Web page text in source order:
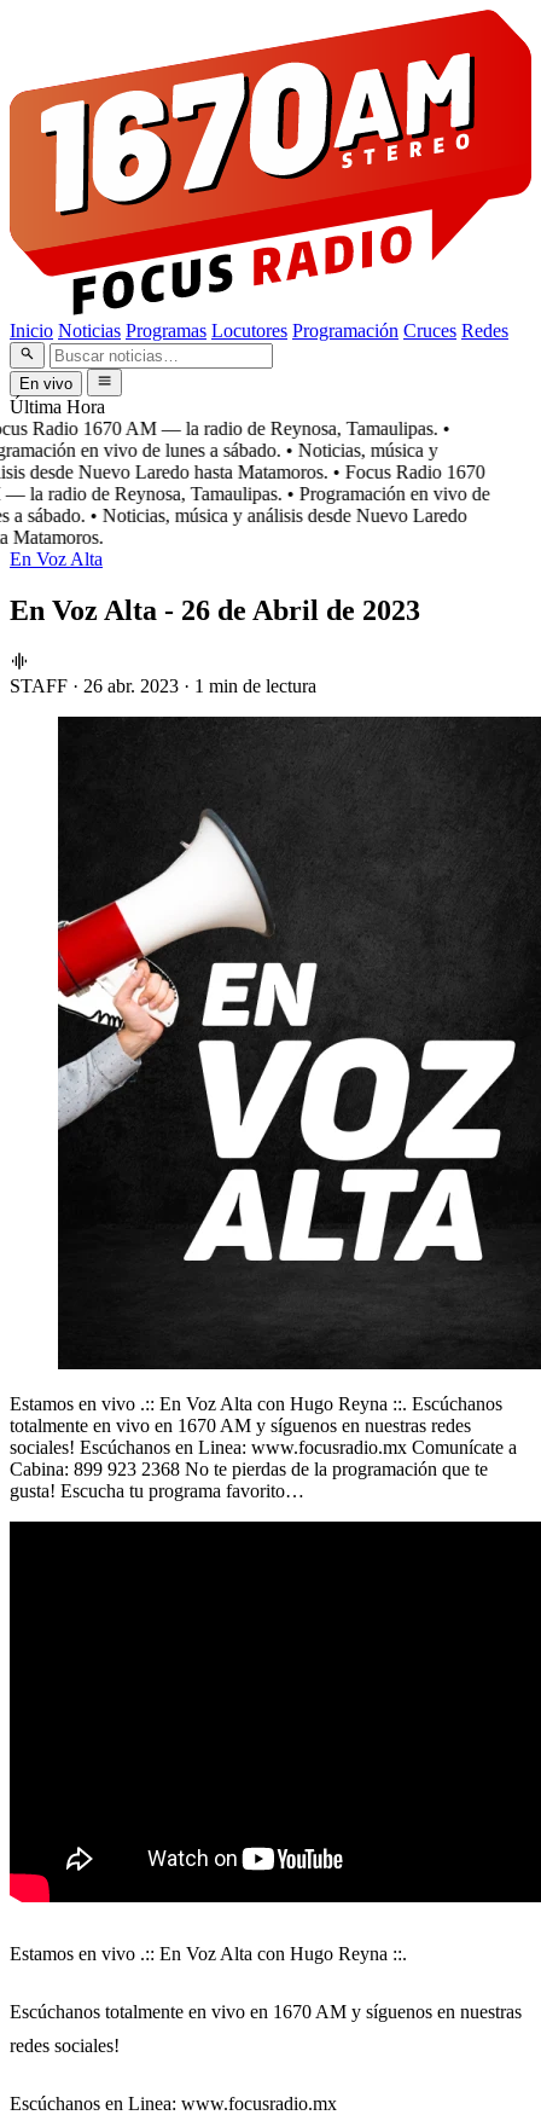
Inicio Noticias Programas Locutores Programación Cruces Redes
En vivo
Última Hora
Radio 1670 AM — la radio de Reynosa, Tamaulipas. •
en vivo de lunes a sábado. • Noticias, música y
desde Nuevo Laredo hasta Matamoros. • Focus Radio 1670
la radio de Reynosa, Tamaulipas. • Programación en vivo de
a sábado. • Noticias, música y análisis desde Nuevo Laredo
Matamoros.
En Voz Alta
En Voz Alta - 26 de Abril de 2023
STAFF · 26 abr. 2023 · 1 min de lectura
Estamos en vivo .:: En Voz Alta con Hugo Reyna ::. Escúchanos
totalmente en vivo en 1670 AM y síguenos en nuestras redes
sociales! Escúchanos en Linea: www.focusradio.mx Comunícate a
Cabina: 899 923 2368 No te pierdas de la programación que te
gusta! Escucha tu programa favorito…
Estamos en vivo .:: En Voz Alta con Hugo Reyna ::.
Escúchanos totalmente en vivo en 1670 AM y síguenos en nuestras
redes sociales!
Escúchanos en Linea: www.focusradio.mx